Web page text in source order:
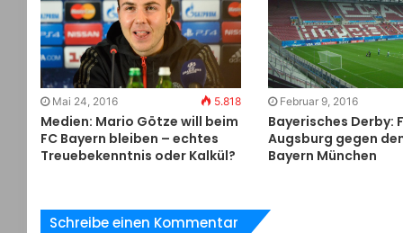
Mai 24, 2016 5.818
Medien: Mario Götze will beim
FC Bayern bleiben – echtes
Treuebekenntnis oder Kalkül?
Februar 9, 2016
Bayerisches Derby:
Augsburg gegen
Bayern München
Schreibe einen Kommentar